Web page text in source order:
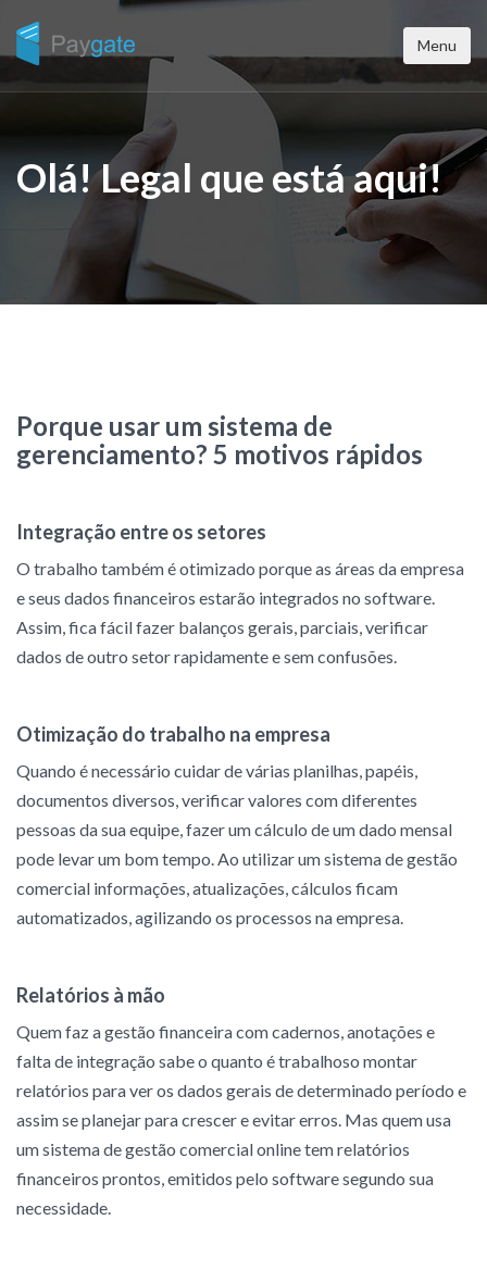
Menu
Olá! Legal que está aqui!
Porque usar um sistema de
gerenciamento? 5 motivos rápidos
Integração entre os setores
O trabalho também é otimizado porque as áreas da empresa
e seus dados financeiros estarão integrados no software.
Assim, fica fácil fazer balanços gerais, parciais, verificar
dados de outro setor rapidamente e sem confusões.
Otimização do trabalho na empresa
Quando é necessário cuidar de várias planilhas, papéis,
documentos diversos, verificar valores com diferentes
pessoas da sua equipe, fazer um cálculo de um dado mensal
pode levar um bom tempo. Ao utilizar um sistema de gestão
comercial informações, atualizações, cálculos ficam
automatizados, agilizando os processos na empresa.
Relatórios à mão
Quem faz a gestão financeira com cadernos, anotações e
falta de integração sabe o quanto é trabalhoso montar
relatórios para ver os dados gerais de determinado período e
assim se planejar para crescer e evitar erros. Mas quem usa
um sistema de gestão comercial online tem relatórios
financeiros prontos, emitidos pelo software segundo sua
necessidade.